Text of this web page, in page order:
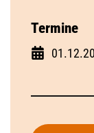
Termine